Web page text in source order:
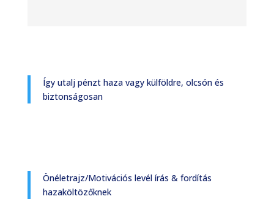
Így utalj pénzt haza vagy külföldre, olcsón és
biztonságosan
Önéletrajz/Motivációs levél írás & fordítás
hazaköltözőknek